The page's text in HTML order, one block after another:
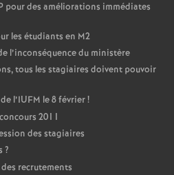
pour des améliorations immédiates
les étudiants en M2
l’inconséquence du ministère
tous les stagiaires doivent pouvoir
l’IUFM le 8 février!
2011
des stagiaires
?
recrutements